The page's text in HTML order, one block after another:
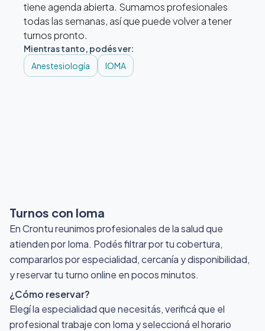
tiene agenda abierta. Sumamos profesionales
todas las semanas, así que puede volver a tener
turnos pronto.
Mientras tanto, podés ver:
Anestesiología
IOMA
Turnos con Ioma
En Crontu reunimos profesionales de la salud que
atienden por Ioma. Podés filtrar por tu cobertura,
compararlos por especialidad, cercanía y disponibilidad,
y reservar tu turno online en pocos minutos.
¿Cómo reservar?
Elegí la especialidad que necesitás, verificá que el
profesional trabaje con Ioma y seleccioná el horario